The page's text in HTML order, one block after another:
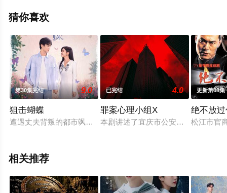
上星辰影视，更多相关信息可移步至豆瓣电视剧、电视猫
猜你喜欢
第30集完结 9.0
狙击蝴蝶
遭遇丈夫背叛的都市飒女岑矜（陈妍希 饰），在人生至暗时刻
已完结 4.0
罪案心理小组X
本剧讲述了宜庆市公安局犯罪心理四
更新第08集
绝不放
松江市官
相关推荐